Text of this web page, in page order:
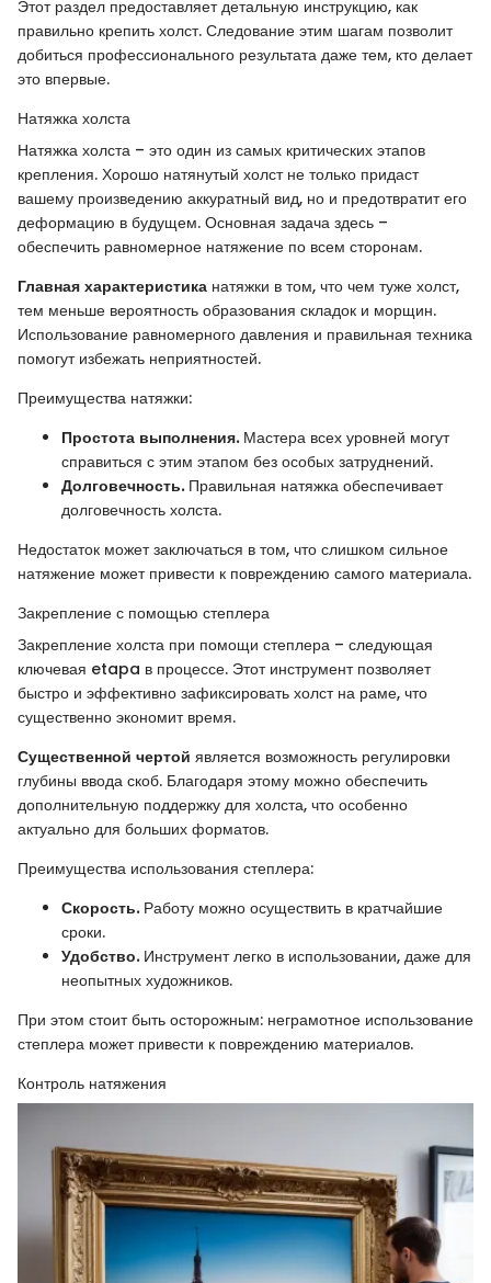
Этот раздел предоставляет детальную инструкцию, как
правильно крепить холст. Следование этим шагам позволит
добиться профессионального результата даже тем, кто делает
это впервые.
Натяжка холста
Натяжка холста – это один из самых критических этапов
крепления. Хорошо натянутый холст не только придаст
вашему произведению аккуратный вид, но и предотвратит его
деформацию в будущем. Основная задача здесь –
обеспечить равномерное натяжение по всем сторонам.
Главная характеристика натяжки в том, что чем туже холст,
тем меньше вероятность образования складок и морщин.
Использование равномерного давления и правильная техника
помогут избежать неприятностей.
Преимущества натяжки:
Простота выполнения.Мастера всех уровней могут
справиться с этим этапом без особых затруднений.
Долговечность.Правильная натяжка обеспечивает
долговечность холста.
Недостаток может заключаться в том, что слишком сильное
натяжение может привести к повреждению самого материала.
Закрепление с помощью степлера
Закрепление холста при помощи степлера – следующая
ключевая etapa в процессе. Этот инструмент позволяет
быстро и эффективно зафиксировать холст на раме, что
существенно экономит время.
Существенной чертой является возможность регулировки
глубины ввода скоб. Благодаря этому можно обеспечить
дополнительную поддержку для холста, что особенно
актуально для больших форматов.
Преимущества использования степлера:
Скорость.Работу можно осуществить в кратчайшие
сроки.
Удобство.Инструмент легко в использовании, даже для
неопытных художников.
При этом стоит быть осторожным: неграмотное использование
степлера может привести к повреждению материалов.
Контроль натяжения